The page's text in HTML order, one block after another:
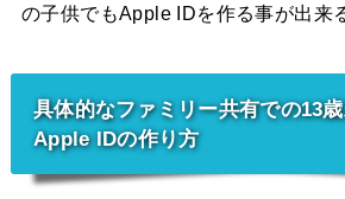
の子供でもApple IDを作る事が出来
具体的なファミリー共有での13
Apple IDの作り方